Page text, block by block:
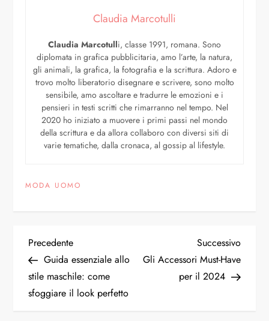
Claudia Marcotulli
Claudia Marcotulli, classe 1991, romana. Sono
diplomata in grafica pubblicitaria, amo l’arte, la natura,
gli animali, la grafica, la fotografia e la scrittura. Adoro e
trovo molto liberatorio disegnare e scrivere, sono molto
sensibile, amo ascoltare e tradurre le emozioni e i
pensieri in testi scritti che rimarranno nel tempo. Nel
2020 ho iniziato a muovere i primi passi nel mondo
della scrittura e da allora collaboro con diversi siti di
varie tematiche, dalla cronaca, al gossip al lifestyle.
MODA UOMO
Precedente
Guida essenziale allo
stile maschile: come
sfoggiare il look perfetto
Successivo
Gli Accessori Must-Have
per il 2024